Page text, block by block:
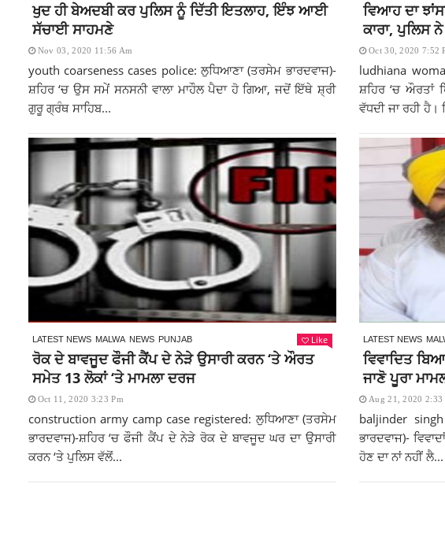
ਖੁਦ ਹੀ ਬੇਅਦਬੀ ਕਰ ਪੁਲਿਸ ਨੂੰ ਦਿੱਤੀ ਇਤਲਾਹ, ਇੰਝ ਆਈ
ਸੱਚਾਈ ਸਾਹਮਣੇ
Nov 03, 2020 11:56 Am
youth coarseness cases police: ਲੁਧਿਆਣਾ (ਤਰਸੇਮ ਭਾਰਦਵਾਜ)-
ਸ਼ਹਿਰ ‘ਚ ਉਸ ਸਮੇਂ ਸਨਸਨੀ ਵਾਲਾ ਮਾਹੌਲ ਪੈਦਾ ਹੋ ਗਿਆ, ਜਦੋਂ ਇੱਥੇ ਸ਼੍ਰੀ
ਗੁਰੂ ਗ੍ਰੰਥ ਸਾਹਿਬ...
ਵਿਆਹ ਦਾ
ਕਾਰਾ, ਪੁਲਿਸ
Oct 30, 2020 7:52
ludhiana
ਸ਼ਹਿਰ ‘ਚ ਔਰਤਾਂ
ਵੱਧਦੀ ਜਾ ਰਹੀ ਹੈ।
LATEST NEWS MALWA NEWS PUNJAB Like
ਰੋਕ ਦੇ ਬਾਵਜੂਦ ਫੌਜੀ ਕੈਂਪ ਦੇ ਨੇੜੇ ਉਸਾਰੀ ਕਰਨ ‘ਤੇ ਔਰਤ
ਸਮੇਤ 13 ਲੋਕਾਂ ‘ਤੇ ਮਾਮਲਾ ਦਰਜ
Oct 11, 2020 3:23 Pm
construction army camp case registered: ਲੁਧਿਆਣਾ (ਤਰਸੇਮ
ਭਾਰਦਵਾਜ)-ਸ਼ਹਿਰ ‘ਚ ਫੌਜੀ ਕੈਂਪ ਦੇ ਨੇੜੇ ਰੋਕ ਦੇ ਬਾਵਜੂਦ ਘਰ ਦਾ ਉਸਾਰੀ
ਕਰਨ ‘ਤੇ ਪੁਲਿਸ ਵੱਲੋਂ...
LATEST NEWS
ਵਿਵਾਦਿਤ
ਜਾਣੋ ਪੂਰਾ
Aug 21, 2020 2:33
baljinder
ਭਾਰਦਵਾਜ)-
ਹੋਣ ਦਾ ਨਾਂ ਨਹੀਂ ਲੈ...